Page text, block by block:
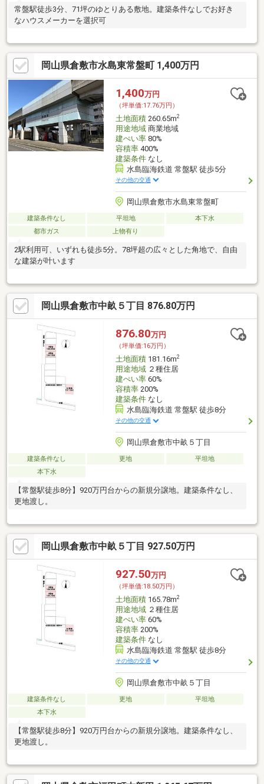
常盤駅徒歩3分、71坪のゆとりある敷地。建築条件なしでお好き
なハウスメーカーを選択可
岡山県倉敷市水島東常盤町 1,400万円
1,400万円
（坪単価:17.76万円）
土地面積260.65m2
用途地域商業地域
建ぺい率80%
容積率400%
建築条件なし
水島臨海鉄道 常盤駅 徒歩5分
その他の交通
岡山県倉敷市水島東常盤町
建築条件なし 平坦地
本下水
都市ガス
上物有り
2駅利用可、いずれも徒歩5分。78坪超の広々とした角地で、自由
な建築が叶います
岡山県倉敷市中畝５丁目 876.80万円
876.80万円
（坪単価:16万円）
土地面積181.16m2
用途地域２種住居
建ぺい率60%
容積率200%
建築条件なし
水島臨海鉄道 常盤駅 徒歩8分
その他の交通
岡山県倉敷市中畝５丁目
建築条件なし 更地
平坦地
本下水
【常盤駅徒歩8分】920万円台からの新規分譲地。建築条件なし、
更地渡し。
岡山県倉敷市中畝５丁目 927.50万円
927.50万円
（坪単価:18.50万円）
土地面積165.78m2
用途地域２種住居
建ぺい率60%
容積率200%
建築条件なし
水島臨海鉄道 常盤駅 徒歩8分
その他の交通
岡山県倉敷市中畝５丁目
建築条件なし 更地
平坦地
本下水
【常盤駅徒歩8分】920万円台からの新規分譲地。建築条件なし、
更地渡し。